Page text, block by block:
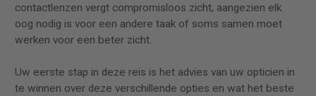
contactlenzen vergt compromisloos zicht, aangezien elk
oog nodig is voor een andere taak of soms samen moet
werken voor een beter zicht.
Uw eerste stap in deze reis is het advies van uw opticien in
te winnen over deze verschillende opties en wat het beste